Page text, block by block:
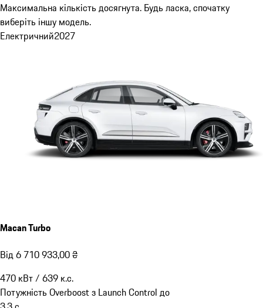
Максимальна кількість досягнута. Будь ласка, спочатку
виберіть іншу модель.
Електричний2027
Macan Turbo
Від 6 710 933,00 ₴
470 кВт/ 639 к.с.
Потужність Overboost з Launch Control до